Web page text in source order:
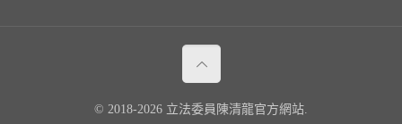
© 2018-2026 立法委員陳清龍官方網站.